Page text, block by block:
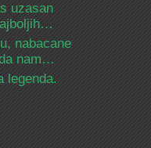
uzasan
nabacane
nam…
legenda.